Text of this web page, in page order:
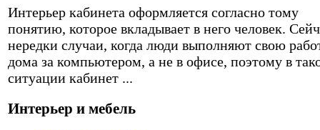
Интерьер кабинета оформляется согласно тому
понятию, которое вкладывает в него человек.
нередки случаи, когда люди выполняют свою
дома за компьютером, а не в офисе, поэтому в
ситуации кабинет ...
Интерьер и мебель